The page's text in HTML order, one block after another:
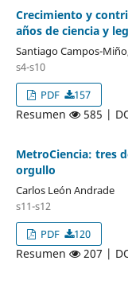
Crecimiento y
años de ciencia y
Santiago Campos-
s4-s10
PDF
157
Resumen 585 |
MetroCiencia: tres
orgullo
Carlos León Andrade
s11-s12
PDF
120
Resumen 207 |